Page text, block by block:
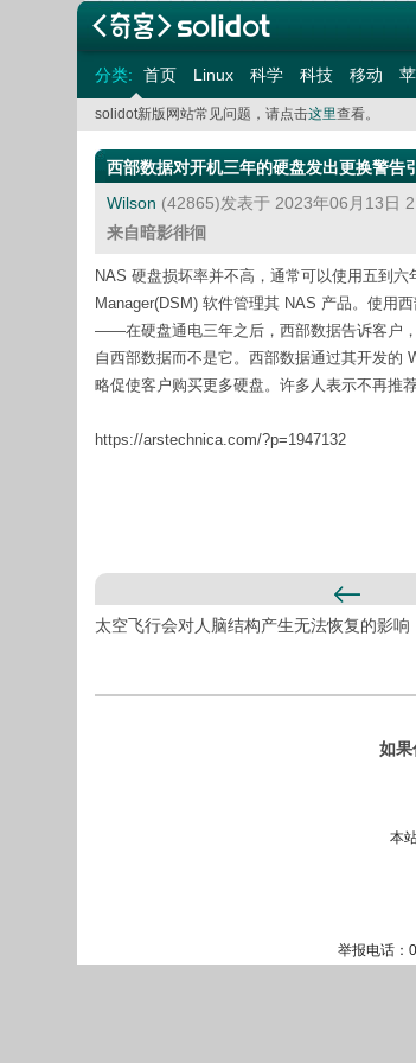
分类: 首页 Linux 科学 科技 移动
solidot新版网站常见问题，请点击这里查看。
西部数据对开机三年的硬盘发出更换警告
Wilson (42865)发表于 2023年06月13日
来自暗影徘徊
NAS 硬盘损坏率并不高，通常可以使用五到
Manager(DSM) 软件管理其 NAS 产品。使用
——在硬盘通电三年之后，西部数据告诉客户
自西部数据而不是它。西部数据通过其开发的
略促使客户购买更多硬盘。许多人表示不再推
https://arstechnica.com/?p=1947132
太空飞行会对人脑结构产生无法恢复的影响
如果
本
举报电话：